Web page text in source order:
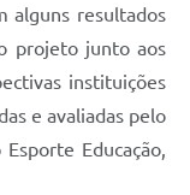
alguns resultados
projeto junto aos
instituições
e avaliadas pelo
Educação,